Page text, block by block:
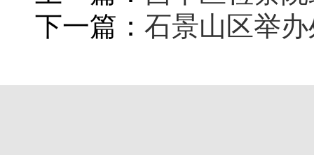
下一篇： 石景山区举